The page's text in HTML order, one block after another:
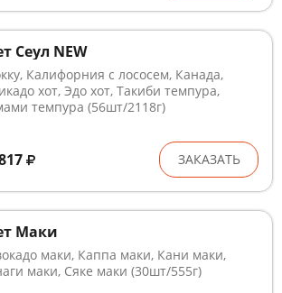
Cеул NEW
Калифорния с лососем, Канада,
хот, Эдо хот, Такиби темпура,
темпура (56шт/2118г)
ЗАКАЗАТЬ
Маки
маки, Каппа маки, Кани маки,
маки, Сяке маки (30шт/555г)